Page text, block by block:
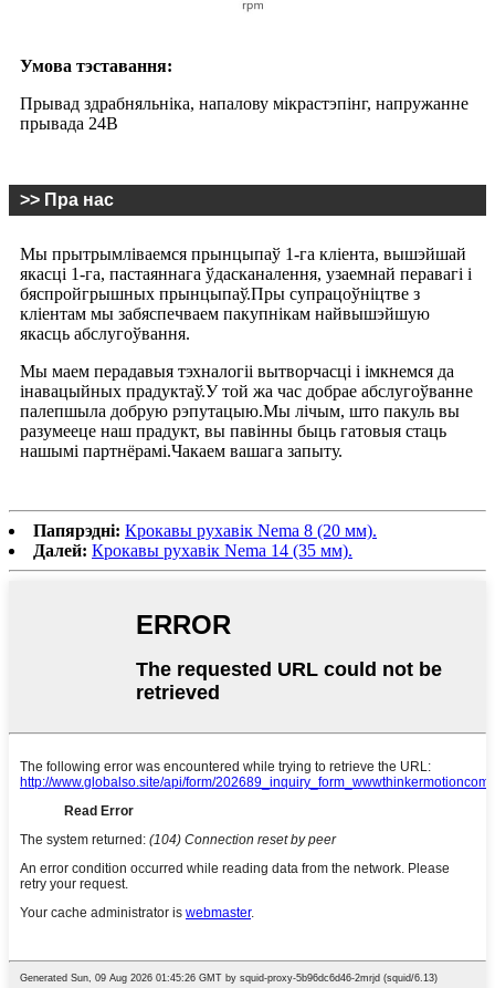
Умова тэставання:
Прывад здрабняльніка, напалову мікрастэпінг, напружанне
прывада 24В
>> Пра нас
Мы прытрымліваемся прынцыпаў 1-га кліента, вышэйшай
якасці 1-га, пастаяннага ўдасканалення, узаемнай перавагі і
бяспройгрышных прынцыпаў.Пры супрацоўніцтве з
кліентам мы забяспечваем пакупнікам найвышэйшую
якасць абслугоўвання.
Мы маем перадавыя тэхналогіі вытворчасці і імкнемся да
інавацыйных прадуктаў.У той жа час добрае абслугоўванне
палепшыла добрую рэпутацыю.Мы лічым, што пакуль вы
разумееце наш прадукт, вы павінны быць гатовыя стаць
нашымі партнёрамі.Чакаем вашага запыту.
Папярэдні: Крокавы рухавік Nema 8 (20 мм).
Далей: Крокавы рухавік Nema 14 (35 мм).